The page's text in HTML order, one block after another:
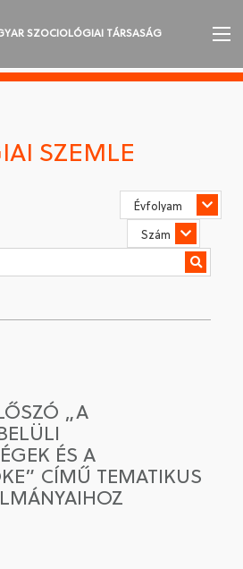
SZOCIOLÓGIAI TÁRSASÁG
/ MEGÚJÍTOM A
SZEMLE
„A
ÉS A
CÍMŰ TEMATIKUS